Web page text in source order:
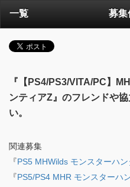
一覧 募集
『【PS4/PS3/VITA/PC】
ンティアZ』のフレンドや
い。
関連募集
『PS5 MHWilds モンスターハ
『PS5/PS4 MHR モンスターハ